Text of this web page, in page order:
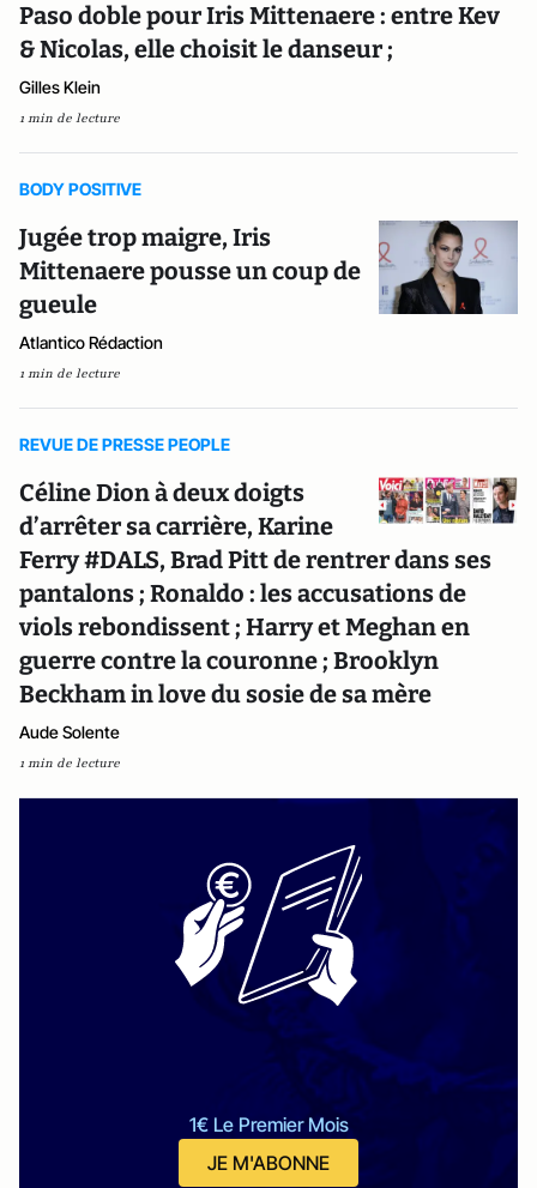
Paso doble pour Iris Mittenaere : entre Kev
& Nicolas, elle choisit le danseur ;
Gilles Klein
1 min de lecture
BODY POSITIVE
Jugée trop maigre, Iris
Mittenaere pousse un coup de
gueule
Atlantico Rédaction
1 min de lecture
REVUE DE PRESSE PEOPLE
Céline Dion à deux doigts
d’arrêter sa carrière, Karine
Ferry #DALS, Brad Pitt de rentrer dans ses
pantalons ; Ronaldo : les accusations de
viols rebondissent ; Harry et Meghan en
guerre contre la couronne ; Brooklyn
Beckham in love du sosie de sa mère
Aude Solente
1 min de lecture
1€ Le Premier Mois
JE M'ABONNE